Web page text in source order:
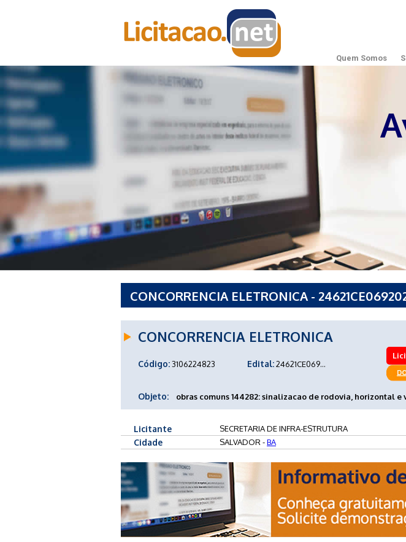
Quem Somos
CONCORRENCIA ELETRONICA -
CONCORRENCIA ELETRONICA
Código:3106224823 Edital:24621CE069...
Objeto: obras comuns 144282: sinalizacao de rodovia, horizontal e
Licitante SECRETARIA DE INFRA-ESTRUTURA
Cidade SALVADOR -BA